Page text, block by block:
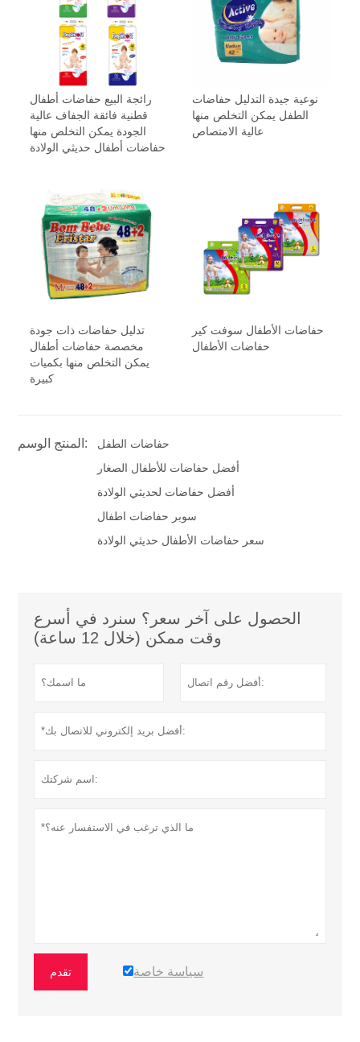
رائجة البيع حفاضات أطفال
قطنية فائقة الجفاف عالية
الجودة يمكن التخلص منها
حفاضات أطفال حديثي الولادة
نوعية جيدة التدليل حفاضات
الطفل يمكن التخلص منها
عالية الامتصاص
تدليل حفاضات ذات جودة
مخصصة حفاضات أطفال
يمكن التخلص منها بكميات
كبيرة
حفاضات الأطفال سوفت كير
حفاضات الأطفال
المنتج الوسم:
حفاضات الطفل
أفضل حفاضات للأطفال الصغار
أفضل حفاضات لحديثي الولادة
سوبر حفاضات اطفال
سعر حفاضات الأطفال حديثي الولادة
الحصول على آخر سعر؟ سنرد في أسرع
وقت ممكن (خلال 12 ساعة)
تقدم سياسة خاصة